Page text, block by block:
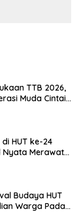
TTB 2026,
Muda Cintai
di HUT ke-24
Nyata Merawat
Budaya HUT
Warga Pada